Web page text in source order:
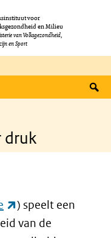
voor
en Milieu
van Volksgezondheid,
en Sport
druk
(link is external)
) speelt een
van de